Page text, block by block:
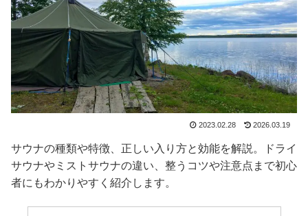
2023.02.28 2026.03.19
サウナの種類や特徴、正しい入り方と効能を解説。ドライ
サウナやミストサウナの違い、整うコツや注意点まで初心
者にもわかりやすく紹介します。